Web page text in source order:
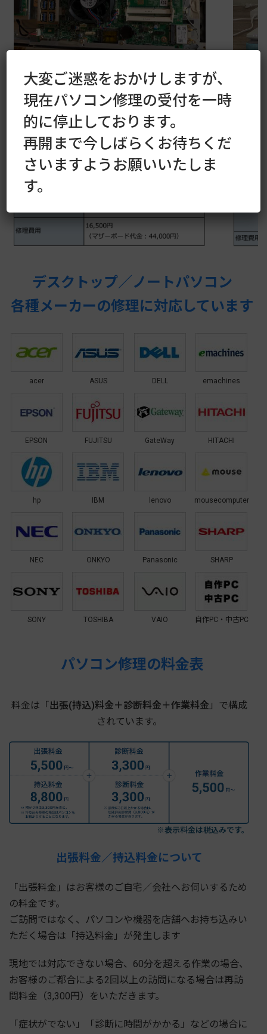
デスクトップ／ノートパソコン
各種メーカーの修理に対応しています
acer ASUS DELL emachines
EPSON FUJITSU GateWay HITACHI
hp IBM lenovo mousecomputer
NEC ONKYO Panasonic SHARP
SONY TOSHIBA VAIO 自作PC・中古PC
パソコン修理の料金表
料金は「出張(持込)料金＋診断料金＋作業料金 」で構成
されています。
※表示料金は税込みです。
出張料金／持込料金について
「出張料金」はお客様のご自宅／会社へお伺いするため
の料金です。
ご訪問ではなく、パソコンや機器を店舗へお持ち込みい
ただく場合は「持込料金」が発生します
現地では対応できない場合、60分を超える作業の場合、
お客様のご都合による2回以上の訪問になる場合は再訪
問料金（3,300円）をいただきます。
「症状がでない」「診断に時間がかかる」などの場合に
大変ご迷惑をおかけしますが、
現在パソコン修理の受付を一時
的に停止しております。
再開まで今しばらくお待ちくだ
さいますようお願いいたしま
す。